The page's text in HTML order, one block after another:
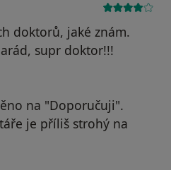
doktorů, jaké znám.
supr doktor!!!
na "Doporučuji".
je příliš strohý na